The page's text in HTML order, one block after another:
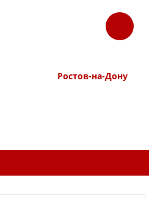
ЗАКАЗАТЬ
ЗВОНОК
Ростов-на-Дону